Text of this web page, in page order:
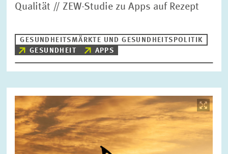
Qualität // ZEW-Studie zu Apps auf Rezept
GESUNDHEITSMÄRKTE UND GESUNDHEITSPOLITIK
GESUNDHEIT
APPS
Bild
öffnet
in
vergrößerter
Ansicht